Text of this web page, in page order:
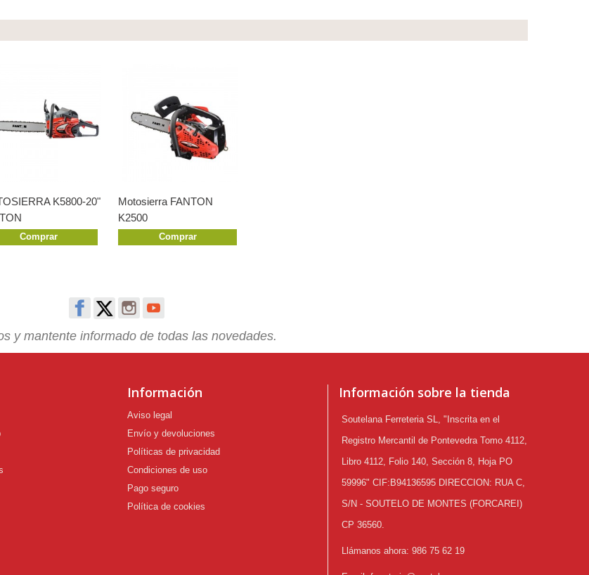
K5800-20"
Comprar
Motosierra FANTON
K2500
Comprar
y mantente informado de todas las novedades.
Información
Aviso legal
Envío y devoluciones
Políticas de privacidad
Condiciones de uso
Pago seguro
Política de cookies
Información sobre la tienda
Soutelana Ferreteria SL, "Inscrita en el
Registro Mercantil de Pontevedra Tomo 4112,
Libro 4112, Folio 140, Sección 8, Hoja PO
59996" CIF:B94136595 DIRECCION: RUA C,
S/N - SOUTELO DE MONTES (FORCAREI)
CP 36560.
Llámanos ahora: 986 75 62 19